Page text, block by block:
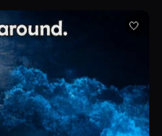
🤍